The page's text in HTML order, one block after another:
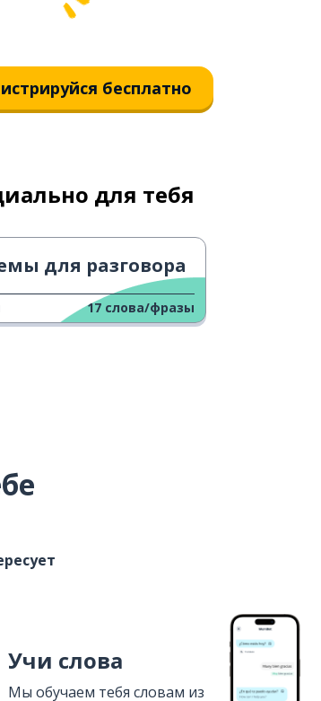
бесплатно
для тебя
для разговора
17 слова/фразы
Учи слова
Мы обучаем тебя словам из